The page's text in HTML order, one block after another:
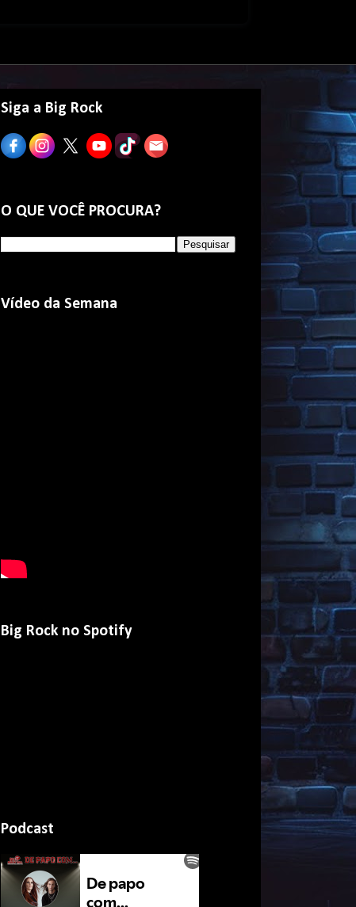
Siga a Big Rock
O QUE VOCÊ PROCURA?
Vídeo da Semana
Big Rock no Spotify
Podcast